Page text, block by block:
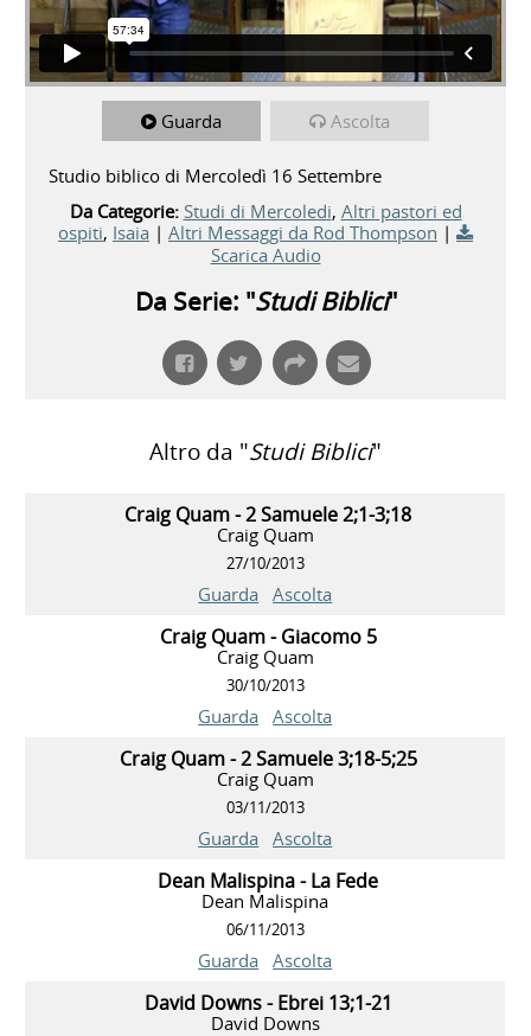
Guarda Ascolta
Studio biblico di Mercoledì 16 Settembre
Da Categorie: Studi di Mercoledi, Altri pastori ed
ospiti, Isaia | Altri Messaggi da Rod Thompson |
Scarica Audio
Da Serie: "Studi Biblici"
Altro da "Studi Biblici"
Craig Quam - 2 Samuele 2;1-3;18
Craig Quam
27/10/2013
Guarda Ascolta
Craig Quam - Giacomo 5
Craig Quam
30/10/2013
Guarda Ascolta
Craig Quam - 2 Samuele 3;18-5;25
Craig Quam
03/11/2013
Guarda Ascolta
Dean Malispina - La Fede
Dean Malispina
06/11/2013
Guarda Ascolta
David Downs - Ebrei 13;1-21
David Downs